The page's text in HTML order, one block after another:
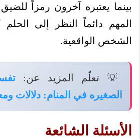
بينما يعتبره آخرون رمزاً
المهم دائماً النظر إلى
الشخص الواقعية.
💡 تعلّم المزيد عن:
الصغيره في المنام: دلالات
الأسئلة الشائعة